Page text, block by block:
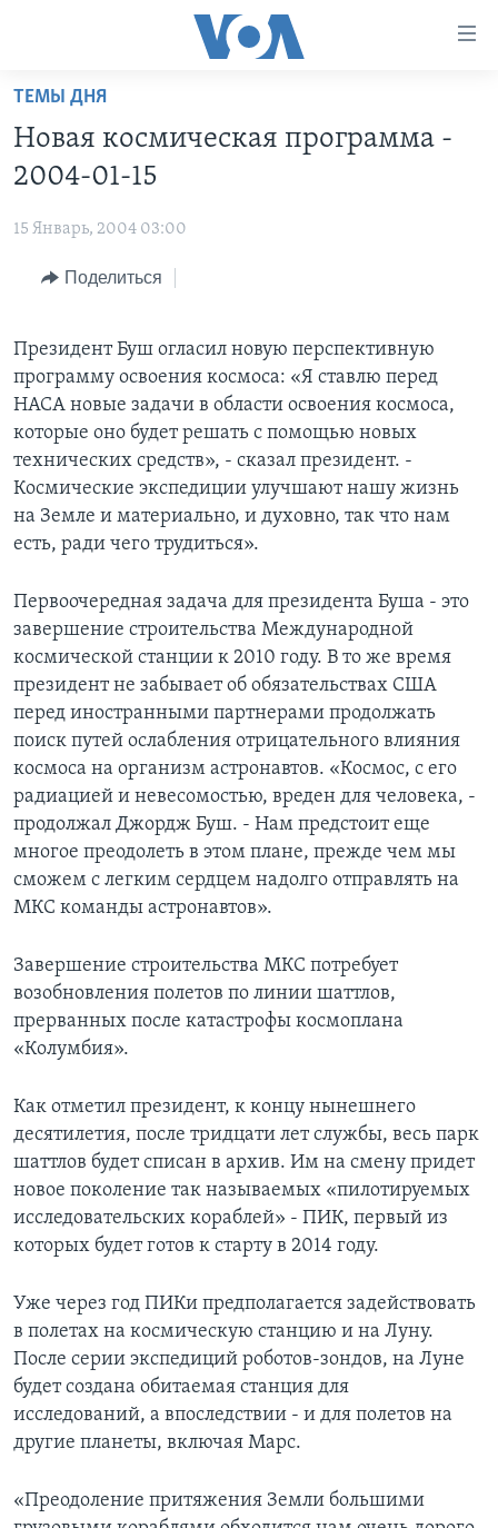
Перейти
основной
контент
навигации
поиск
НОВОСТИ ЗА МИНУТУ
ИТОГИ
ДИСКУССИЯ VOA
ДЕТАЛИ
НЬЮ-ЙОРК NEW YORK
УЧИМ АНГЛИЙСКИЙ
НАША АМЕРИКАНСКАЯ ИСТОРИЯ
АРТЕФАКТЫ
АМЕРИКАНСКИЕ ГОРОДКИ
ТЕСТЫ
ЭКСПЕРТИЗА
ИНТЕРВЬЮ
ЗА СВОБОДУ ПРЕССЫ
УЧИМ АНГЛИЙСКИЙ
ВИДЕО
ПОДПИСКА НА НОВОСТИ
Learning English
СОЦИАЛЬНЫЕ СЕТИ
ТЕМЫ ДНЯ
Новая космическая программа -
2004-01-15
15 Январь, 2004 03:00
Поделиться
Президент Буш огласил новую перспективную
программу освоения космоса: «Я ставлю перед
НАСА новые задачи в области освоения космоса,
которые оно будет решать с помощью новых
технических средств», - сказал президент. -
Космические экспедиции улучшают нашу жизнь
на Земле и материально, и духовно, так что нам
есть, ради чего трудиться».
Первоочередная задача для президента Буша - это
завершение строительства Международной
космической станции к 2010 году. В то же время
президент не забывает об обязательствах США
перед иностранными партнерами продолжать
поиск путей ослабления отрицательного влияния
космоса на организм астронавтов. «Космос, с его
радиацией и невесомостью, вреден для человека, -
продолжал Джордж Буш. - Нам предстоит еще
многое преодолеть в этом плане, прежде чем мы
сможем с легким сердцем надолго отправлять на
МКС команды астронавтов».
Завершение строительства МКС потребует
возобновления полетов по линии шаттлов,
прерванных после катастрофы космоплана
«Колумбия».
Как отметил президент, к концу нынешнего
десятилетия, после тридцати лет службы, весь парк
шаттлов будет списан в архив. Им на смену придет
новое поколение так называемых «пилотируемых
исследовательских кораблей» - ПИК, первый из
которых будет готов к старту в 2014 году.
Уже через год ПИКи предполагается задействовать
в полетах на космическую станцию и на Луну.
После серии экспедиций роботов-зондов, на Луне
будет создана обитаемая станция для
исследований, а впоследствии - и для полетов на
другие планеты, включая Марс.
«Преодоление притяжения Земли большими